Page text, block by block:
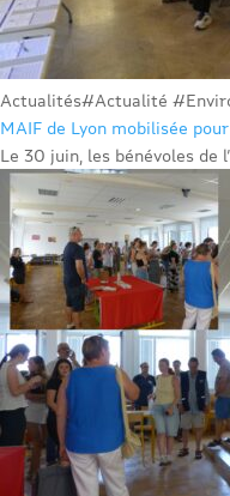
Actualités#Actualité
MAIF de Lyon mobilisée
Le 30 juin, les bénévoles de